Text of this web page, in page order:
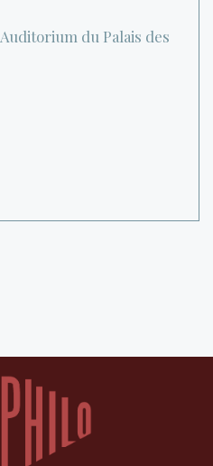
Auditorium du Palais des